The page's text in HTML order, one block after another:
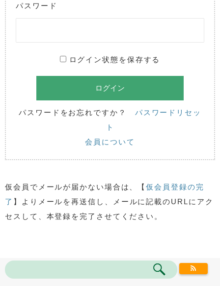
パスワード
ログイン状態を保存する
パスワードをお忘れですか？ パスワードリセッ
ト
会員について
仮会員でメールが届かない場合は、【仮会員登録の完
了 】よりメールを再送信し、メールに記載のURLにアク
セスして、本登録を完了させてください。